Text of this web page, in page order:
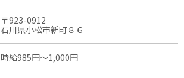
〒923-0912
石川県小松市新町８６
時給985円〜1,000円